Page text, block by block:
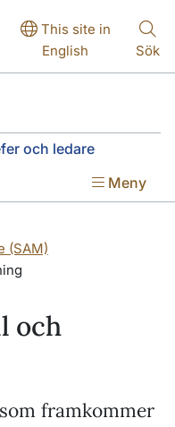
This site in
English
Sök
och ledare
Meny
(SAM)
och
framkommer